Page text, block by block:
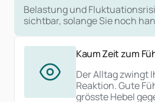
Belastung und
sichtbar, solange Sie noch
Kaum Zeit zum
Der Alltag zwingt
Reaktion. Gute
grösste Hebel